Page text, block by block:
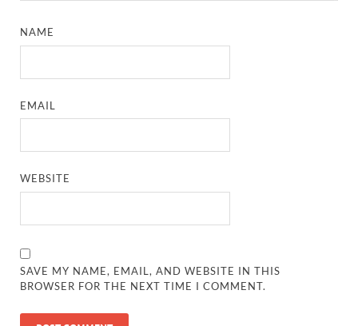
NAME
EMAIL
WEBSITE
SAVE MY NAME, EMAIL, AND WEBSITE IN THIS
BROWSER FOR THE NEXT TIME I COMMENT.